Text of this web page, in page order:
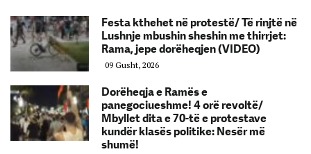
Festa kthehet në protestë/ Të rinjtë në
Lushnje mbushin sheshin me thirrjet:
Rama, jepe dorëheqjen (VIDEO)
09 Gusht, 2026
Dorëheqja e Ramës e
panegociueshme! 4 orë revoltë/
Mbyllet dita e 70-të e protestave
kundër klasës politike: Nesër më
shumë!